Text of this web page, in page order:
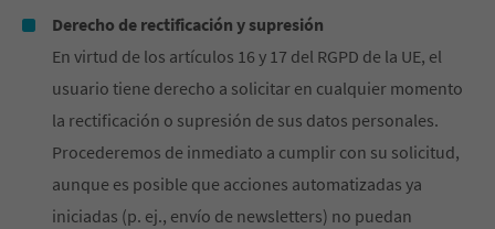
Derecho de rectificación y supresión
En virtud de los artículos 16 y 17 del RGPD de la UE, el
usuario tiene derecho a solicitar en cualquier momento
la rectificación o supresión de sus datos personales.
Procederemos de inmediato a cumplir con su solicitud,
aunque es posible que acciones automatizadas ya
iniciadas (p. ej., envío de newsletters) no puedan